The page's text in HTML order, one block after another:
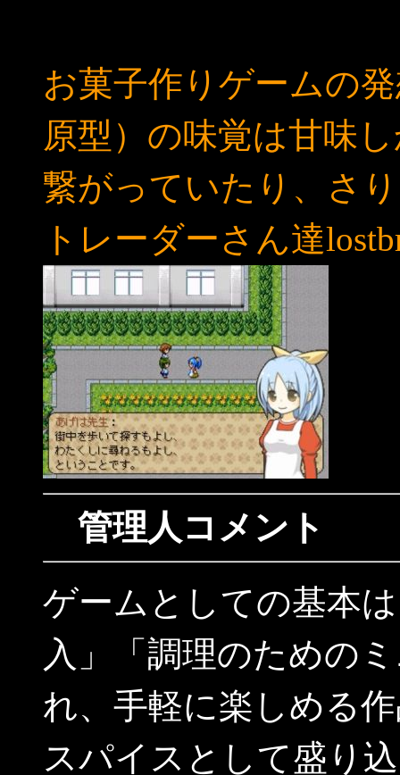
お菓子作りゲームの
原型）の味覚は甘味
繋がっていたり、さ
トレーダーさん達
管理人コメント
ゲームとしての基本
入」「調理のための
れ、手軽に楽しめる
スパイスとして盛り